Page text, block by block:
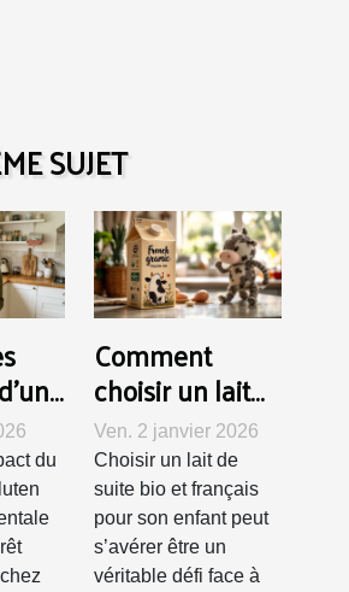
SUJET
du
Comment
choisir un lait
de suite bio et
français pour
votre enfant ?
Ven. 2 janvier 2026
Choisir un lait de
suite bio et français
pour son enfant peut
s’avérer être un
véritable défi face à